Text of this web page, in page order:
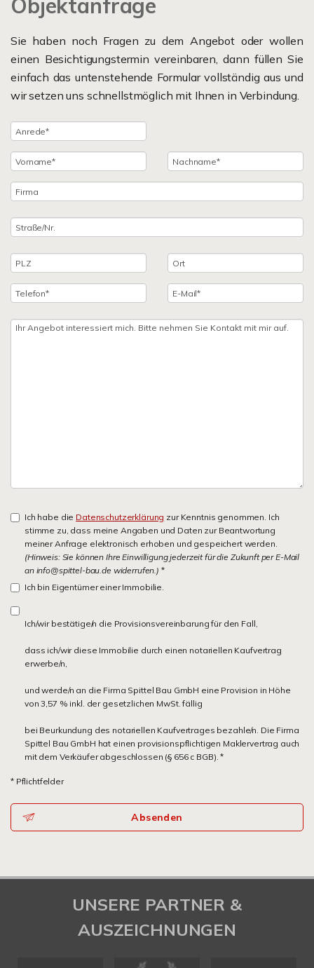
Objektanfrage
Sie haben noch Fragen zu dem Angebot oder wollen
einen Besichtigungstermin vereinbaren, dann füllen Sie
einfach das untenstehende Formular vollständig aus und
wir setzen uns schnellstmöglich mit Ihnen in Verbindung.
Ich habe die Datenschutzerklärung zur Kenntnis genommen. Ich
stimme zu, dass meine Angaben und Daten zur Beantwortung
meiner Anfrage elektronisch erhoben und gespeichert werden.
(Hinweis: Sie können Ihre Einwilligung jederzeit für die Zukunft per E-Mail
an info@spittel-bau.de widerrufen.) *
Ich bin Eigentümer einer Immobilie.
Ich/wir bestätige/n die Provisionsvereinbarung für den Fall,
dass ich/wir diese Immobilie durch einen notariellen Kaufvertrag
erwerbe/n,
und werde/n an die Firma Spittel Bau GmbH eine Provision in Höhe
von 3,57 % inkl. der gesetzlichen MwSt. fällig
bei Beurkundung des notariellen Kaufvertrages bezahle/n. Die Firma
Spittel Bau GmbH hat einen provisionspflichtigen Maklervertrag auch
mit dem Verkäufer abgeschlossen (§ 656 c BGB). *
* Pflichtfelder
Absenden
UNSERE PARTNER &
AUSZEICHNUNGEN